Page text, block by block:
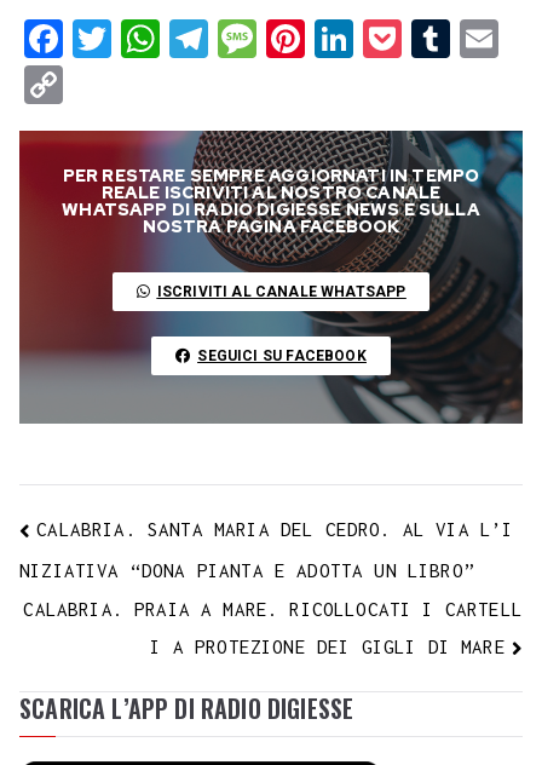
F
e
b
T
t
t
r
W
t
s
A
p
p
T
e
g
r
a
m
M
s
a
g
e
P
t
e
r
e
s
t
L
k
e
d
I
n
k
e
t
T
b
l
r
i
l
o
p
y
k
PER RESTARE SEMPRE AGGIORNATI IN TEMPO
REALE ISCRIVITI AL NOSTRO CANALE
WHATSAPP DI RADIO DIGIESSE NEWS E SULLA
NOSTRA PAGINA FACEBOOK
ISCRIVITI AL CANALE WHATSAPP
SEGUICI SU FACEBOOK
CALABRIA. SANTA MARIA DEL CEDRO. AL VIA L’I
NIZIATIVA “DONA PIANTA E ADOTTA UN LIBRO”
CALABRIA. PRAIA A MARE. RICOLLOCATI I CARTELL
I A PROTEZIONE DEI GIGLI DI MARE
SCARICA L’APP DI RADIO DIGIESSE